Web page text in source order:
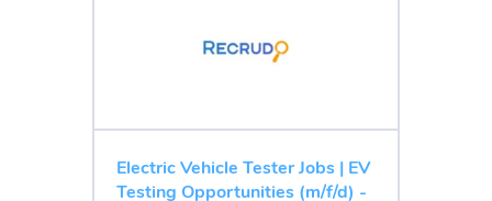
Electric Vehicle Tester Jobs | EV
Testing Opportunities (m/f/d) -